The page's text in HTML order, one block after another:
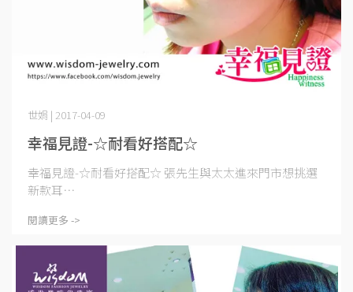
幸福見證-☆耐看好搭配☆
世娟 | 2017-04-09
幸福見證-☆耐看好搭配☆ 張先生與太太進來門市想挑選
新款耳⋯
閱讀更多 ->